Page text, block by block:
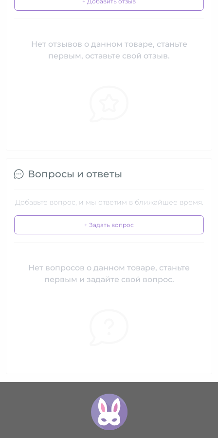
Нет отзывов о данном товаре, станьте
первым, оставьте свой отзыв.
Вопросы и ответы
Добавьте вопрос, и мы ответим в ближайшее время.
+ Задать вопрос
Нет вопросов о данном товаре, станьте
первым и задайте свой вопрос.